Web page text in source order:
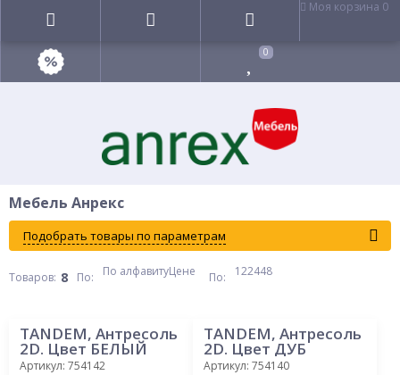
0
Мебель Анрекс
Подобрать товары по параметрам
Товаров: 8 По: По алфавитуЦене По: 122448
TANDEM, Антресоль
2D. Цвет БЕЛЫЙ
Артикул: 754142
TANDEM, Антресоль
2D. Цвет ДУБ
СОНОМА
Артикул: 754140
Моя корзина 0